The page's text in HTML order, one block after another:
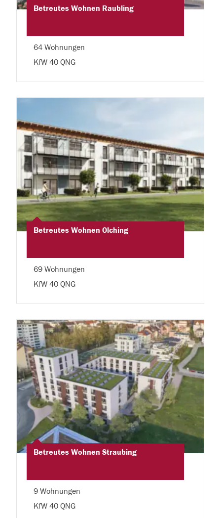
Betreutes Wohnen Raubling
64 Wohnungen
KfW 40 QNG
Betreutes Wohnen Olching
69 Wohnungen
KfW 40 QNG
Betreutes Wohnen Straubing
9 Wohnungen
KfW 40 QNG